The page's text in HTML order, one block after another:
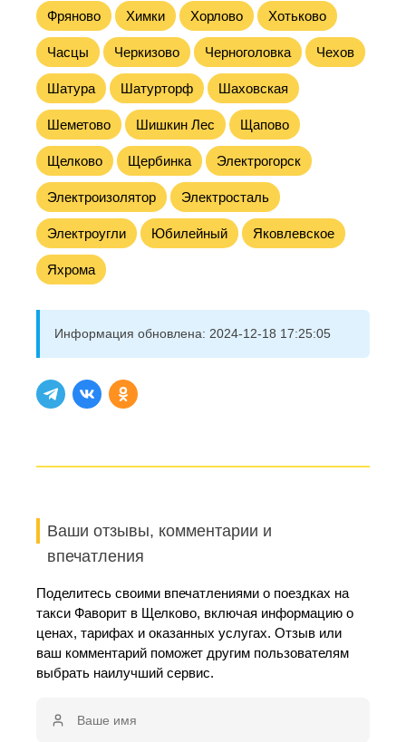
Фряново Химки Хорлово Хотьково
Часцы Черкизово Черноголовка Чехов
Шатура Шатурторф Шаховская
Шеметово Шишкин Лес Щапово
Щелково Щербинка Электрогорск
Электроизолятор Электросталь
Электроугли Юбилейный Яковлевское
Яхрома
Информация обновлена: 2024-12-18 17:25:05
Ваши отзывы, комментарии и
впечатления
Поделитесь своими впечатлениями о поездках на
такси Фаворит в Щелково, включая информацию о
ценах, тарифах и оказанных услугах. Отзыв или
ваш комментарий поможет другим пользователям
выбрать наилучший сервис.